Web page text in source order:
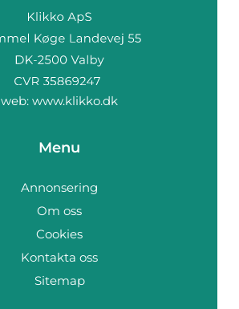
web: www.klikko.dk
Menu
Annonsering
Om oss
Cookies
Kontakta oss
Sitemap